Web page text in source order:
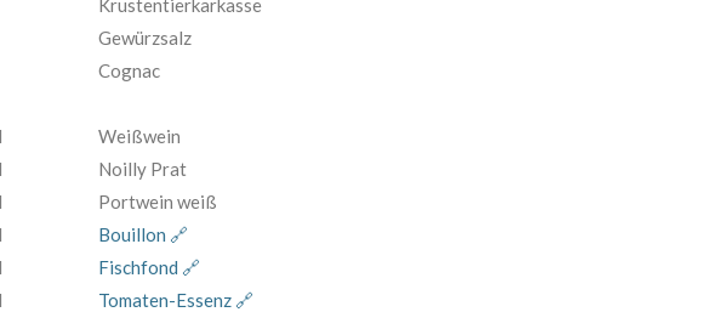
Krustentierkarkasse
Gewürzsalz
Cognac
Weißwein
Noilly Prat
Portwein weiß
Bouillon 🔗
Fischfond 🔗
Tomaten-Essenz 🔗